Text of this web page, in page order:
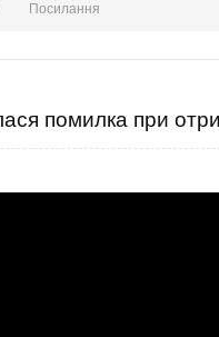
Посилання
помилка при